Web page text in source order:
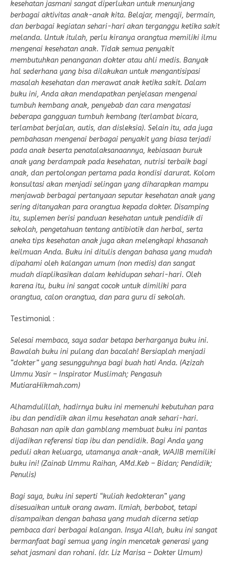
kesehatan jasmani sangat diperlukan untuk menunjang
berbagai aktivitas anak-anak kita. Belajar, mengaji, bermain,
dan berbagai kegiatan sehari-hari akan terganggu ketika sakit
melanda. Untuk itulah, perlu kiranya orangtua memiliki ilmu
mengenai kesehatan anak. Tidak semua penyakit
membutuhkan penanganan dokter atau ahli medis. Banyak
hal sederhana yang bisa dilakukan untuk mengantisipasi
masalah kesehatan dan merawat anak ketika sakit. Dalam
buku ini, Anda akan mendapatkan penjelasan mengenai
tumbuh kembang anak, penyebab dan cara mengatasi
beberapa gangguan tumbuh kembang (terlambat bicara,
terlambat berjalan, autis, dan disleksia). Selain itu, ada juga
pembahasan mengenai berbagai penyakit yang biasa terjadi
pada anak beserta penatalaksanaannya, kebiasaan buruk
anak yang berdampak pada kesehatan, nutrisi terbaik bagi
anak, dan pertolongan pertama pada kondisi darurat. Kolom
konsultasi akan menjadi selingan yang diharapkan mampu
menjawab berbagai pertanyaan seputar kesehatan anak yang
sering ditanyakan para orangtua kepada dokter. Disamping
itu, suplemen berisi panduan kesehatan untuk pendidik di
sekolah, pengetahuan tentang antibiotik dan herbal, serta
aneka tips kesehatan anak juga akan melengkapi khasanah
keilmuan Anda. Buku ini ditulis dengan bahasa yang mudah
dipahami oleh kalangan umum (non medis) dan sangat
mudah diaplikasikan dalam kehidupan sehari-hari. Oleh
karena itu, buku ini sangat cocok untuk dimiliki para
orangtua, calon orangtua, dan para guru di sekolah.
Testimonial :
Selesai membaca, saya sadar betapa berharganya buku ini.
Bawalah buku ini pulang dan ‎bacalah! Bersiaplah menjadi
“dokter” yang sesungguhnya bagi buah hati Anda. (Azizah
Ummu Yasir – Inspirator Muslimah; Pengasuh
MutiaraHikmah.com)
Alhamdulillah, hadirnya buku ini memenuhi kebutuhan para
ibu dan pendidik akan ilmu kesehatan anak sehari-hari.
Bahasan nan apik dan gamblang membuat buku ini pantas
dijadikan referensi tiap ibu dan pendidik. Bagi Anda yang
peduli akan keluarga, utamanya anak-anak, WAJIB memiliki
buku ini! (Zainab Ummu Raihan, AMd.Keb – Bidan; Pendidik;
Penulis)
Bagi saya, buku ini seperti “kuliah kedokteran” yang
disesuaikan untuk orang awam. Ilmiah, berbobot, tetapi
disampaikan dengan bahasa yang mudah dicerna setiap
pembaca dari berbagai kalangan. Insya Allah, buku ini sangat
bermanfaat bagi semua yang ingin mencetak generasi yang
sehat jasmani dan rohani. (dr. Liz Marisa – Dokter Umum)